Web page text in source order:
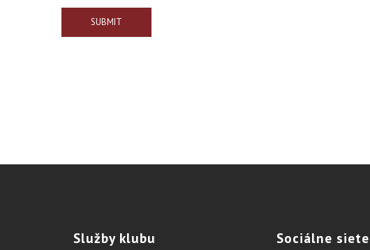
Službyklubu Sociálne siete